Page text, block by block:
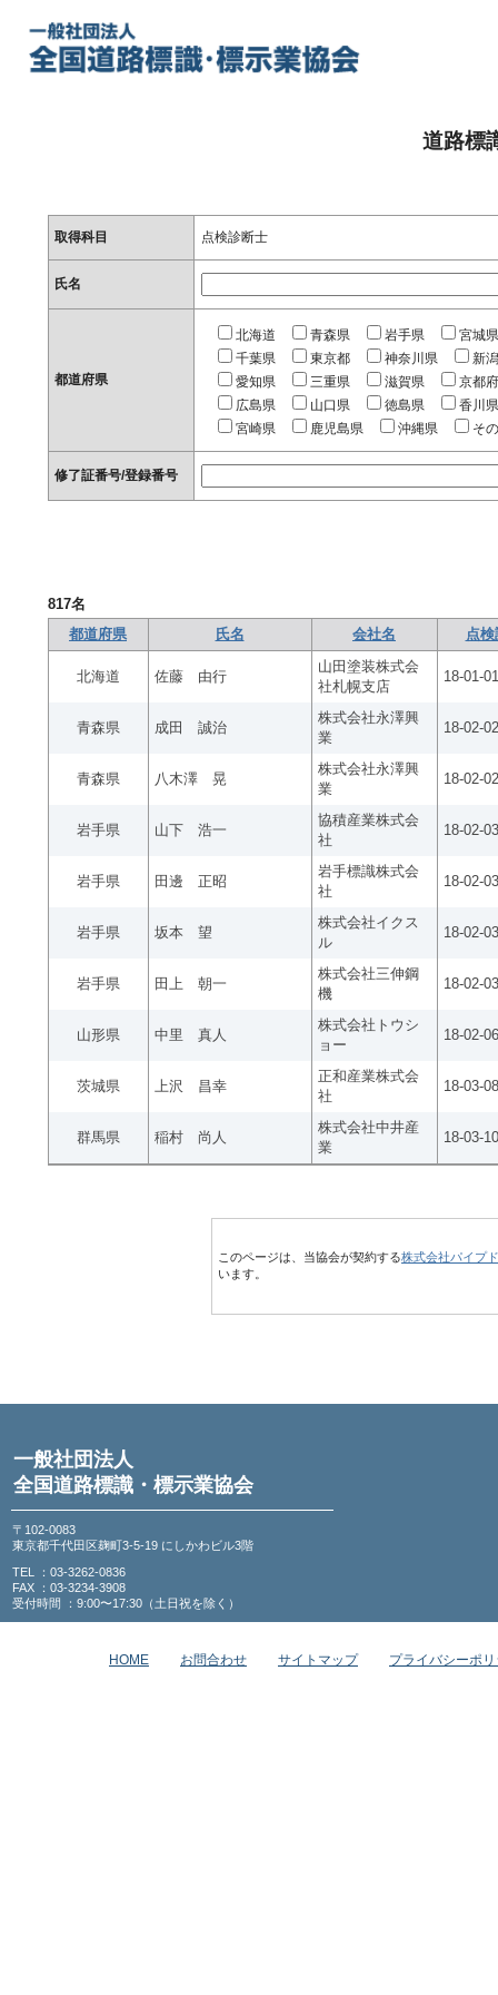
道路標
取得科目 点検診断士
氏名
都道府県
北海道 青森県 岩手県
宮城県
千葉県
東京都 神奈川県
新
愛知県
三重県 滋賀県
京都府
広島県
山口県 徳島県
香川県
宮崎県
鹿児島県 沖縄県 そ
修了証番号/登録番号
817名
都道府県
氏名 会社名 点
北海道 佐藤 由行
山田塗装株式会
社札幌支店
18-01-
青森県 成田 誠治
株式会社永澤興
業
18-02-
青森県 八木澤 晃
株式会社永澤興
業
18-02-
岩手県 山下 浩一
協積産業株式会
社
18-02-
岩手県 田邊 正昭
岩手標識株式会
社
18-02-
岩手県 坂本 望
株式会社イクス
ル
18-02-
岩手県 田上 朝一
株式会社三伸鋼
機
18-02-
山形県 中里 真人
株式会社トウシ
ョー
18-02-
茨城県 上沢 昌幸
正和産業株式会
社
18-03-
群馬県 稲村 尚人
株式会社中井産
業
18-03-
このページは、当協会が契約する株式会社パイプ
います。
一般社団法人
全国道路標識・標示業協会
〒102-0083
東京都千代田区麹町3-5-19 にしかわビル3階
TEL ：03-3262-0836
FAX ：03-3234-3908
受付時間 ：9:00〜17:30（土日祝を除く）
HOME お問合わせ サイトマップ プライバシーポ